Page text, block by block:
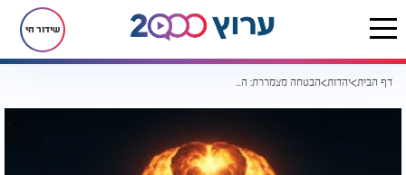
שידור חי
דף הבית יהדות הבטחה מצמררת: האם פצצת אטום תפגע בארץ ישראל?